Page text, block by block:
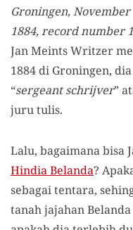
Groningen,
1884, record number
Jan Meints Writzer
1884 di Groningen,
“sergeant schrijver”
juru tulis.
Lalu, bagaimana bisa
Hindia Belanda?
sebagai tentara,
tanah jajahan